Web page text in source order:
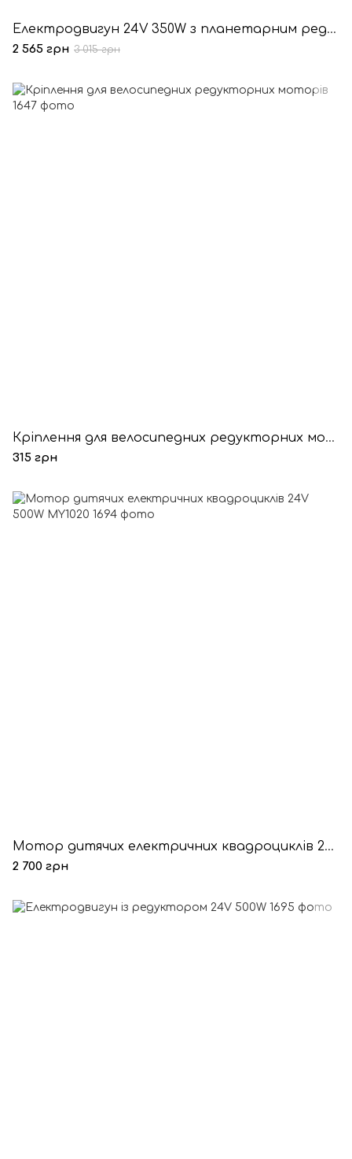
Електродвигун 24V 350W з планетарним редуктором
2 565 грн 3 015 грн
Кріплення для велосипедних редукторних моторів
315 грн
Мотор дитячих електричних квадроциклів 24V 500W MY1020
2 700 грн